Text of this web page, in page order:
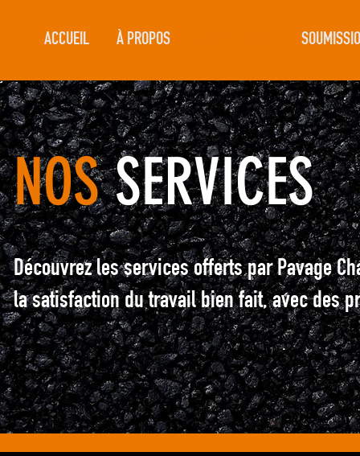
ACCUEIL À PROPOS
NOSSERVICES
Découvrez les services offerts par Pavage
la satisfaction du travail bien fait, avec des